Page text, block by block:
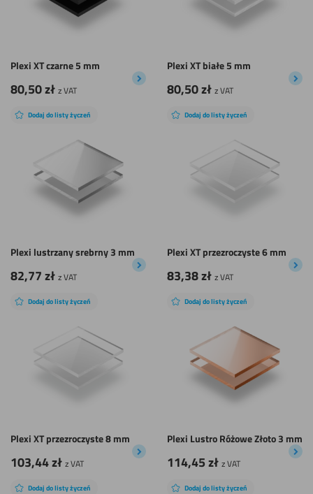
Plexi XT czarne 5 mm
80,50zł z VAT
Plexi XT białe 5 mm
80,50zł z VAT
Dodaj do listy życzeń
Plexi lustrzany srebrny 3 mm
82,77zł z VAT
Dodaj do listy życzeń
Plexi XT przezroczyste 6 mm
83,38zł z VAT
Dodaj do listy życzeń
Plexi XT przezroczyste 8 mm
103,44zł z VAT
Dodaj do listy życzeń
Plexi Lustro Różowe Złoto 3 mm
114,45zł z VAT
Dodaj do listy życzeń Dodaj do listy życzeń